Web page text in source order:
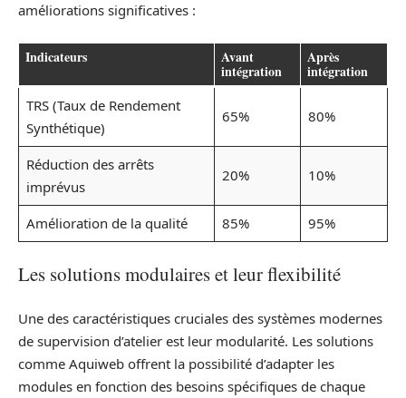
améliorations significatives :
Indicateurs Avant
intégration
Après
intégration
TRS (Taux de Rendement
Synthétique)
65% 80%
Réduction des arrêts
imprévus
20% 10%
Amélioration de la qualité 85% 95%
Les solutions modulaires et leur flexibilité
Une des caractéristiques cruciales des systèmes modernes
de supervision d’atelier est leur modularité. Les solutions
comme Aquiweb offrent la possibilité d’adapter les
modules en fonction des besoins spécifiques de chaque